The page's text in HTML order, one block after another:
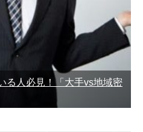
る人必見！「大手vs地域密